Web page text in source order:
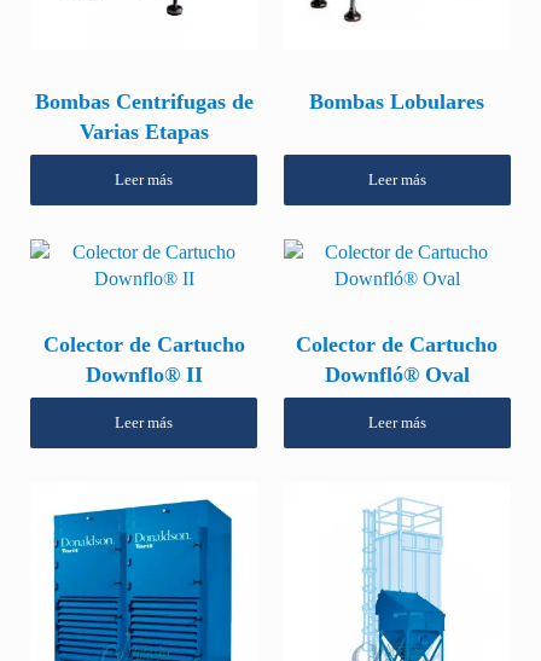
Bombas Centrifugas de
Varias Etapas
Leer más
Bombas Lobulares
Leer más
Colector de Cartucho
Downflo® II
Leer más
Colector de Cartucho
Downfló® Oval
Leer más